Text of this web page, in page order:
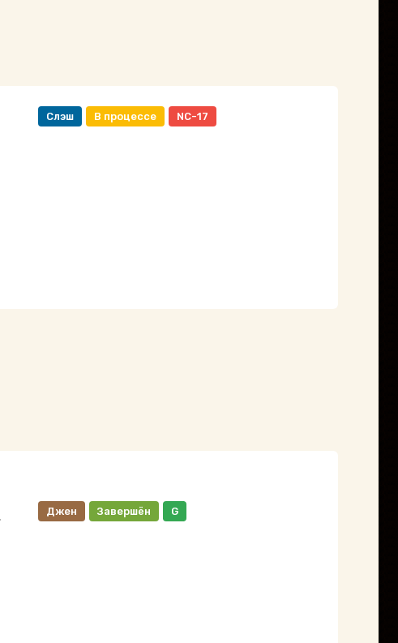
Слэш В процессе NC-17
Джен Завершён G